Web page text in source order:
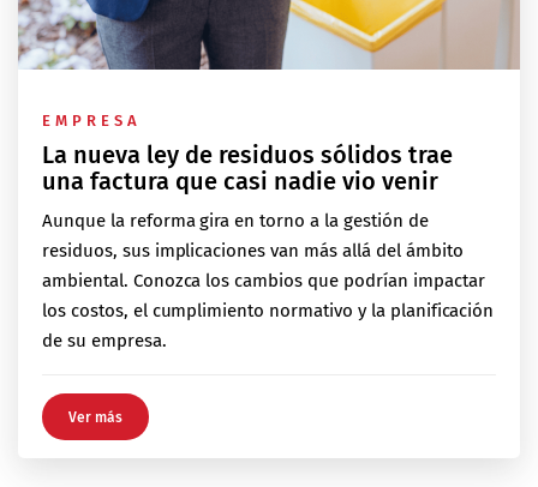
EMPRESA
La nueva ley de residuos sólidos trae
una factura que casi nadie vio venir
Aunque la reforma gira en torno a la gestión de
residuos, sus implicaciones van más allá del ámbito
ambiental. Conozca los cambios que podrían impactar
los costos, el cumplimiento normativo y la planificación
de su empresa.
Ver más